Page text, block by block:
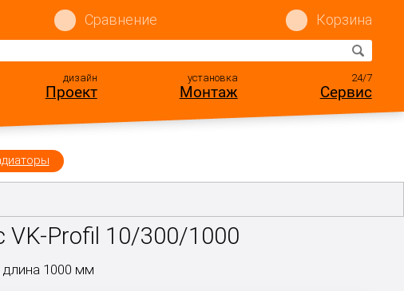
Сравнение Корзина
дизайн
Проект
установка
Монтаж
24/7
Сервис
VK-Profil 10/300/1000
1000 мм